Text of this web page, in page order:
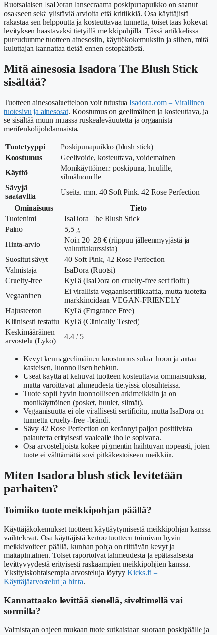
Ruotsalaisen IsaDoran lanseeraama poskipunapuikko on saanut
osakseen sekä ylistäviä arvioita että kritiikkiä. Osa käyttäjistä
rakastaa sen helppoutta ja kosteuttavaa tunnetta, toiset taas kokevat
levityksen haastavaksi tietyillä meikkipohjilla. Tässä artikkelissa
pureudumme tuotteen ainesosiin, käyttökokemuksiin ja siihen, mitä
kuluttajan kannattaa tietää ennen ostopäätöstä.
Mitä ainesosia Isadora The Blush Stick
sisältää?
Tuotteen ainesosaluetteloon voit tutustua Isadora.com – Virallinen
tuotesivu ja ainesosat. Koostumus on geelimäinen ja kosteuttava, ja
se sisältää muun muassa ruskealeväuutetta ja orgaanista
merifenkolijohdannaista.
Tuotetyyppi
Poskipunapuikko (blush stick)
Koostumus
Geelivoide, kosteuttava, voidemainen
Käyttö
Monikäyttöinen: poskipuna, huulille,
silmäluomille
Sävyjä
saatavilla
Useita, mm. 40 Soft Pink, 42 Rose Perfection
Ominaisuus
Tieto
Tuotenimi
IsaDora The Blush Stick
Paino
5,5 g
Hinta-arvio
Noin 20–28 € (riippuu jälleenmyyjästä ja
valuuttakurssista)
Suositut sävyt
40 Soft Pink, 42 Rose Perfection
Valmistaja
IsaDora (Ruotsi)
Cruelty-free
Kyllä (IsaDora on cruelty-free sertifioitu)
Vegaaninen
Ei virallista vegaanisertifikaattia, mutta tuotetta
markkinoidaan VEGAN-FRIENDLY
Hajusteeton
Kyllä (Fragrance Free)
Kliinisesti testattu
Kyllä (Clinically Tested)
Keskimääräinen
arvostelu (Lyko)
4.4 / 5
Kevyt kermageelimäinen koostumus sulaa ihoon ja antaa
kasteisen, luonnollisen hehkun.
Useat käyttäjät kehuvat tuotteen kosteuttavia ominaisuuksia,
mutta varoittavat tahmeudesta tietyissä olosuhteissa.
Tuote sopii hyvin luonnolliseen arkimeikkiin ja on
monikäyttöinen (posket, huulet, silmät).
Vegaanisuutta ei ole virallisesti sertifioitu, mutta IsaDora on
tunnettu cruelty-free -brändi.
Sävy 42 Rose Perfection on kerännyt paljon positiivista
palautetta erityisesti vaalealle iholle sopivana.
Osa arvostelijoista kokee pigmentin haihtuvan nopeasti, joten
tuote ei välttämättä sovi pitkäkestoiseen meikkiin.
Miten Isadora blush stick levitetään
parhaiten?
Toimiiko tuote meikkipohjan päällä?
Käyttäjäkokemukset tuotteen käyttäytymisestä meikkipohjan kanssa
vaihtelevat. Osa käyttäjistä kertoo tuotteen toimivan hyvin
meikkivoiteen päällä, kunhan pohja on riittävän kevyt ja
mattapintainen. Toiset raportoivat tahmeudesta ja epätasaisesta
levittyvyydestä erityisesti raskaampien meikkipohjien kanssa.
Yksityiskohtaisempia arvosteluja löytyy Kicks.fi –
Käyttäjäarvostelut ja hinta.
Kannattaako levittää sienellä, siveltimellä vai
sormilla?
Valmistajan ohjeen mukaan tuote sutkaistaan suoraan poskipäälle ja